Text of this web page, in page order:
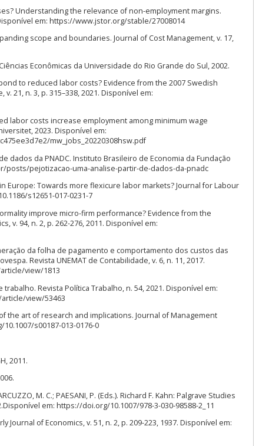
Understanding the relevance of non-employment margins.
em: https://www.jstor.org/stable/27008014
scope and boundaries. Journal of Cost Management, v. 17,
Econômicas da Universidade do Rio Grande do Sul, 2002.
to reduced labor costs? Evidence from the 2007 Swedish
21, n. 3, p. 315–338, 2021. Disponível em:
labor costs increase employment among minimum wage
2023. Disponível em:
mw_jobs_20220308hsw.pdf
dados da PNADC. Instituto Brasileiro de Economia da Fundação
posts/pejotizacao-uma-analise-partir-de-dados-da-pnadc
in Europe: Towards more flexicure labor markets? Journal for Labour
s12651-017-0231-7
formality improve micro-firm performance? Evidence from the
v. 94, n. 2, p. 262-276, 2011. Disponível em:
da folha de pagamento e comportamento dos custos das
Revista UNEMAT de Contabilidade, v. 6, n. 11, 2017.
view/1813
trabalho. Revista Política Trabalho, n. 54, 2021. Disponível em:
view/53463
of the art of research and implications. Journal of Management
s00187-013-0176-0
2011.
M. C.; PAESANI, P. (Eds.). Richard F. Kahn: Palgrave Studies
em: https://doi.org/10.1007/978-3-030-98588-2_11
Journal of Economics, v. 51, n. 2, p. 209-223, 1937. Disponível em: